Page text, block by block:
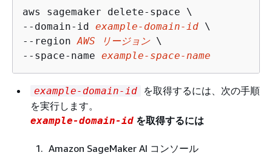
aws sagemaker delete-space \
--domain-id example-domain-id \
--region AWS リージョン \
--space-name example-space-name
example-domain-id
を取得するには、次の手順
を実行します。
example-domain-id を取得するには
Amazon SageMaker AI コンソール